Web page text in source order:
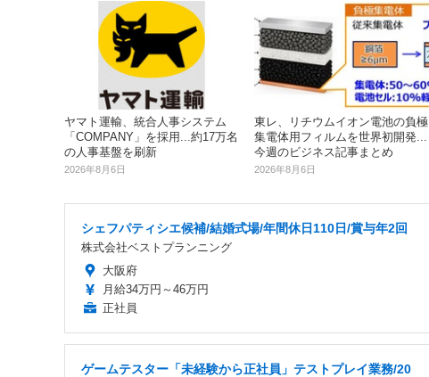
ヤマト運輸、統合人事システム
「COMPANY」を採用...約17万名
の人事基盤を刷新
2026年8月6日
東レ、リチウムイオン電池の負極
集電体用フィルムを世界初開発...
今週のビジネス記事まとめ
2026年8月6日
シェフパティシエ候補/結婚式場/年間休日110日/賞与年2回
株式会社ベストプランニング
大阪府
月給34万円～46万円
正社員
ゲームテスター「未経験から正社員」テストプレイ業務/20